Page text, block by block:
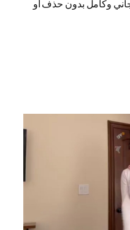
وكامل بدون حذف أو